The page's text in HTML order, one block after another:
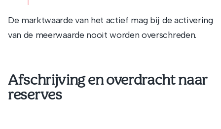
De marktwaarde van het actief mag bij de activering
van de meerwaarde nooit worden overschreden.
Afschrijving en overdracht naar
reserves